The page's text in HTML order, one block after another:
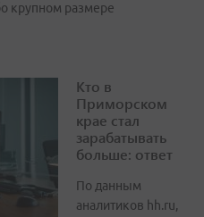
крупном размере
Кто в
Приморском
крае стал
зарабатывать
больше: ответ
По данным
аналитиков hh.ru,